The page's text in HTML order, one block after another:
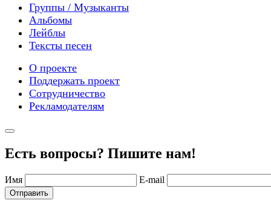
Группы / Музыканты
Альбомы
Лейблы
Тексты песен
О проекте
Поддержать проект
Сотрудничество
Рекламодателям
Есть вопросы? Пишите нам!
Имя E-mail